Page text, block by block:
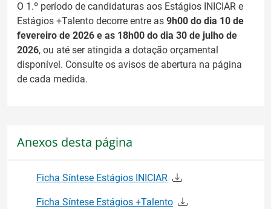
O 1.º período de candidaturas aos Estágios INICIAR e
Estágios +Talento decorre entre as 9h00 do dia 10 de
fevereiro de 2026 e as 18h00 do dia 30 de julho de
2026, ou até ser atingida a dotação orçamental
disponível. Consulte os avisos de abertura na página
de cada medida.
Anexos desta página
Ficha Síntese Estágios INICIAR
Ficha Síntese Estágios +Talento